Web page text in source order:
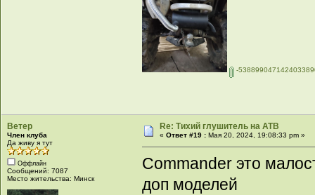
-
Ветер
Член клуба
Да живу я тут
Оффлайн
Сообщений: 7087
Место жительства: Минск
Re: Тихий глушитель на АТВ
«Ответ #19 : Мая 20, 2024, 19:08:33 pm »
Commander это
доп моделей